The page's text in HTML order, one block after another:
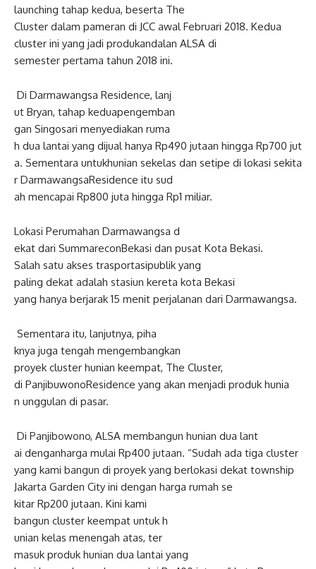
launching tahap kedua, beserta The
Cluster dalam pameran di JCC awal Februari 2018. Kedua
cluster ini yang jadi produkandalan ALSA di
semester pertama tahun 2018 ini.
Di Darmawangsa Residence, lanj
ut Bryan, tahap keduapengemban
gan Singosari menyediakan ruma
h dua lantai yang dijual hanya Rp490 jutaan hingga Rp700 jut
a. Sementara untukhunian sekelas dan setipe di lokasi sekita
r DarmawangsaResidence itu sud
ah mencapai Rp800 juta hingga Rp1 miliar.
Lokasi Perumahan Darmawangsa d
ekat dari SummareconBekasi dan pusat Kota Bekasi.
Salah satu akses trasportasipublik yang
paling dekat adalah stasiun kereta kota Bekasi
yang hanya berjarak 15 menit perjalanan dari Darmawangsa.
Sementara itu, lanjutnya, piha
knya juga tengah mengembangkan
proyek cluster hunian keempat, The Cluster,
di PanjibuwonoResidence yang akan menjadi produk hunia
n unggulan di pasar.
Di Panjibowono, ALSA membangun hunian dua lant
ai denganharga mulai Rp400 jutaan. “Sudah ada tiga cluster
yang kami bangun di proyek yang berlokasi dekat township
Jakarta Garden City ini dengan harga rumah se
kitar Rp200 jutaan. Kini kami
bangun cluster keempat untuk h
unian kelas menengah atas, ter
masuk produk hunian dua lantai yang